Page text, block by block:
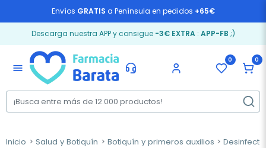
Envíos GRATIS a Península en pedidos +65€
Descarga nuestra APP y consigue -3€ EXTRA: APP-FB ;)
menu
0 0
Inicio Salud y Botiquín Botiquín y primeros auxilios